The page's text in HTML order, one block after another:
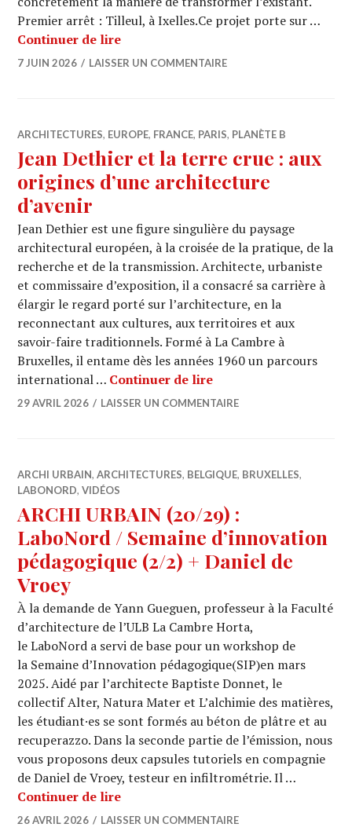
Premier arrêt : Tilleul, à Ixelles.Ce projet porte sur …
Continuer de lireARCHI URBAIN (20/33) :
7 JUIN 2026 LAISSER UN COMMENTAIRE
ARCHITECTURES, EUROPE, FRANCE, PARIS, PLANÈTE B
Jean Dethier et la terre crue : aux
origines d’une architecture
d’avenir
Jean Dethier est une figure singulière du paysage
architectural européen, à la croisée de la pratique, de la
recherche et de la transmission. Architecte, urbaniste
et commissaire d’exposition, il a consacré sa carrière à
élargir le regard porté sur l’architecture, en la
reconnectant aux cultures, aux territoires et aux
savoir-faire traditionnels. Formé à La Cambre à
Bruxelles, il entame dès les années 1960 un parcours
international … Continuer de lireJean Dethier et la
29 AVRIL 2026 LAISSER UN COMMENTAIRE
ARCHI URBAIN,ARCHITECTURES, BELGIQUE, BRUXELLES,
LABONORD,VIDÉOS
ARCHI URBAIN (20/29) :
LaboNord / Semaine d’innovation
pédagogique (2/2) + Daniel de
Vroey
À la demande de Yann Gueguen, professeur à la Faculté
d’architecture de l’ULB La Cambre Horta,
le LaboNord a servi de base pour un workshop de
la Semaine d’Innovation pédagogique(SIP)en mars
2025. Aidé par l’architecte Baptiste Donnet, le
collectif Alter, Natura Mater et L’alchimie des matières,
les étudiant·es se sont formés au béton de plâtre et au
recuperazzo. Dans la seconde partie de l’émission, nous
vous proposons deux capsules tutoriels en compagnie
de Daniel de Vroey, testeur en infiltrométrie. Il …
Continuer de lireARCHI URBAIN (20/29) : LaboNord /
26 AVRIL 2026 LAISSER UN COMMENTAIRE